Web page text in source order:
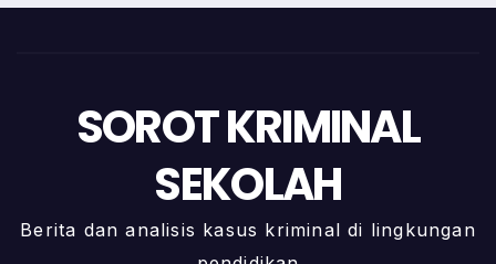
SOROT KRIMINAL
SEKOLAH
Berita dan analisis kasus kriminal di lingkungan